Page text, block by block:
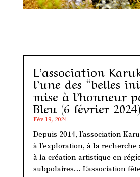
L’association
l’une des “belles
mise à l’honneur
Bleu (6 février 2024)
Fév 19, 2024
Depuis 2014, l’association
à l’exploration, à la
à la création artistique en
subpolaires… L’association